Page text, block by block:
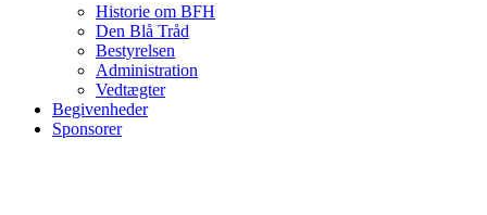
Historie om BFH
Den Blå Tråd
Bestyrelsen
Administration
Vedtægter
Begivenheder
Sponsorer